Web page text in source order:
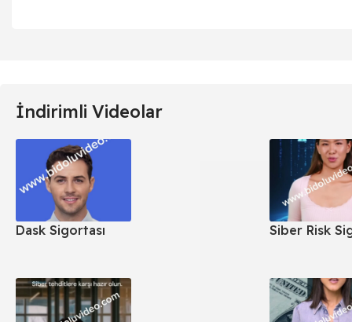
İndirimli Videolar
Dask Sigortası Siber Risk